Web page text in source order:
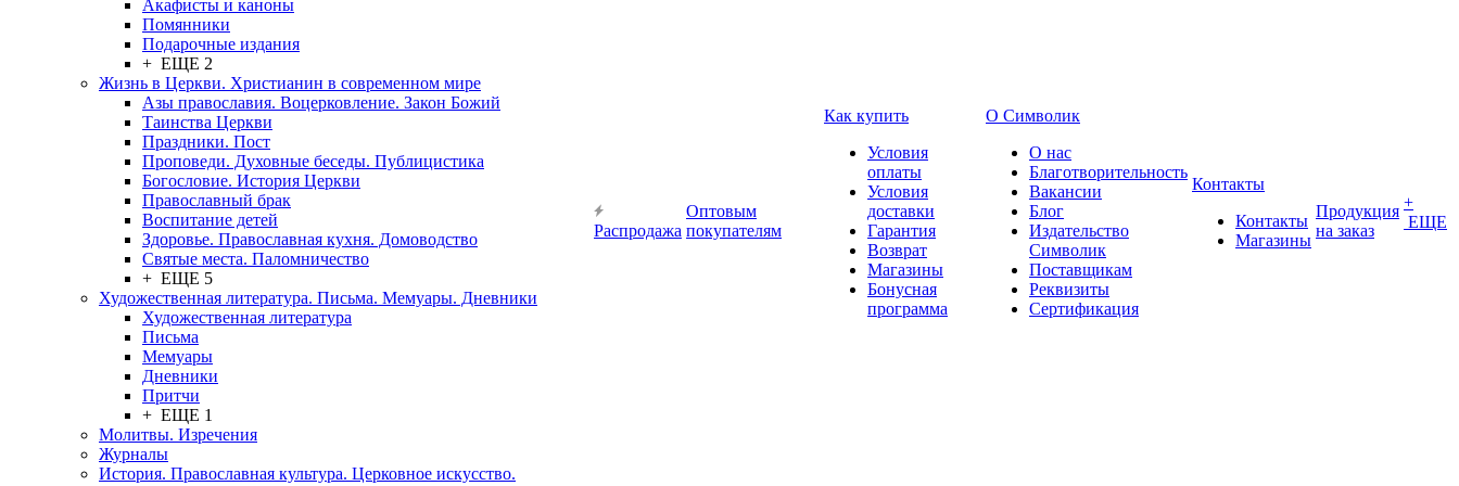
Акафисты и каноны
Помянники
Подарочные издания
+ ЕЩЕ 2
Жизнь в Церкви. Христианин в современном мире
Азы православия. Воцерковление. Закон Божий
Таинства Церкви
Праздники. Пост
Проповеди. Духовные беседы. Публицистика
Богословие. История Церкви
Православный брак
Воспитание детей
Здоровье. Православная кухня. Домоводство
Святые места. Паломничество
+ ЕЩЕ 5
Художественная литература. Письма. Мемуары. Дневники
Художественная литература
Письма
Мемуары
Дневники
Притчи
+ ЕЩЕ 1
Молитвы. Изречения
Журналы
История. Православная культура. Церковное искусство.
Распродажа
Оптовым
покупателям
Как купить
Условия
оплаты
Условия
доставки
Гарантия
Возврат
Магазины
Бонусная
программа
О Символик
О нас
Благотворительность
Вакансии
Блог
Издательство
Символик
Поставщикам
Реквизиты
Сертификация
Контакты
Контакты
Магазины
Продукция
на заказ
+
ЕЩЕ